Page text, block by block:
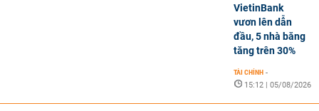
VietinBank
vươn lên dẫn
đầu, 5 nhà băng
tăng trên 30%
TÀI CHÍNH -
15:12 | 05/08/2026